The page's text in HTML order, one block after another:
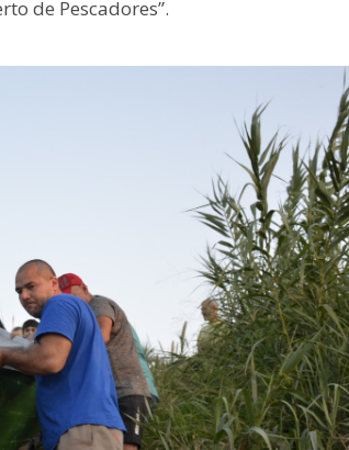
de Pescadores”.